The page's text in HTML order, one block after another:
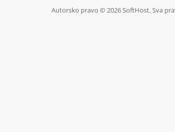
Autorsko pravo © 2026 SoftHost. Sva